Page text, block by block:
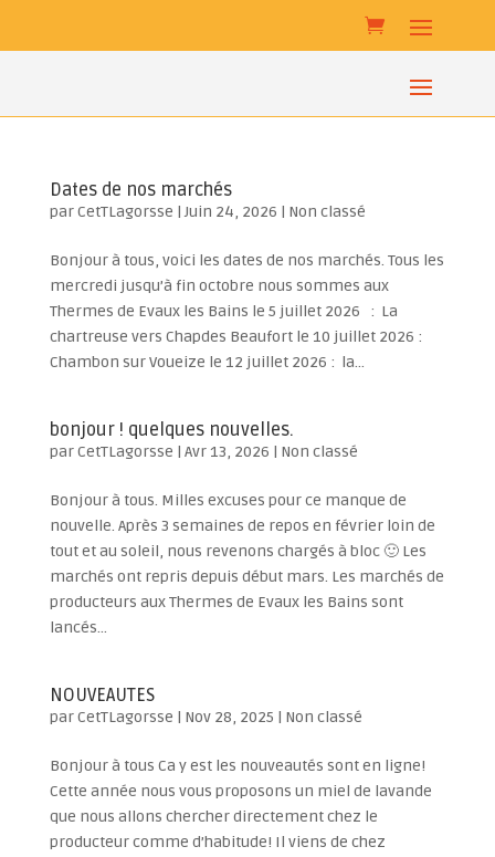
Dates de nos marchés
parCetTLagorsse |Juin 24, 2026 | Non classé
Bonjour à tous, voici les dates de nos marchés. Tous les
mercredi jusqu’à fin octobre nous sommes aux
Thermes de Evaux les Bains le 5 juillet 2026 : La
chartreuse vers Chapdes Beaufort le 10 juillet 2026 :
Chambon sur Voueize le 12 juillet 2026 : la...
bonjour ! quelques nouvelles.
parCetTLagorsse | Avr 13, 2026 | Non classé
Bonjour à tous. Milles excuses pour ce manque de
nouvelle. Après 3 semaines de repos en février loin de
tout et au soleil, nous revenons chargés à bloc 🙂 Les
marchés ont repris depuis début mars. Les marchés de
producteurs aux Thermes de Evaux les Bains sont
lancés...
NOUVEAUTES
parCetTLagorsse | Nov 28, 2025 | Non classé
Bonjour à tous Ca y est les nouveautés sont en ligne!
Cette année nous vous proposons un miel de lavande
que nous allons chercher directement chez le
producteur comme d’habitude! Il viens de chez